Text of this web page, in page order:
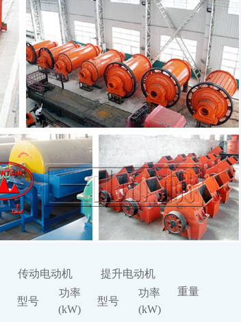
传动电动机
提升电动机
重量
型号
功率
(kW)
型号
功率
(kW)